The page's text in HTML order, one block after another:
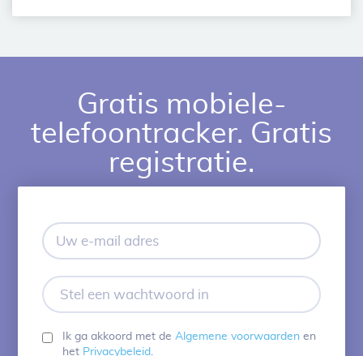
Gratis mobiele-
telefoontracker. Gratis
registratie.
adres
een
in
Ik ga akkoord met de Algemene voorwaardenen
het Privacybeleid.